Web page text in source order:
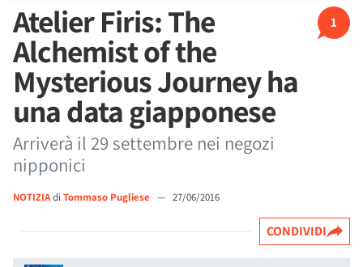
1
Atelier Firis: The
Alchemist of the
Mysterious Journey ha
una data giapponese
Arriverà il 29 settembre nei negozi
nipponici
NOTIZIAdi Tommaso Pugliese — 27/06/2016
CONDIVIDI